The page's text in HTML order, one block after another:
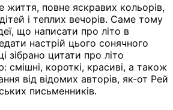
життя, повне яскравих кольорів,
і теплих вечорів. Саме тому
що написати про літо в
настрій цього сонячного
зібрано цитати про літо
смішні, короткі, красиві, а також
від відомих авторів, як-от Рей
письменників.